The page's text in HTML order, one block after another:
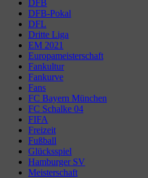
DFB
DFB-Pokal
DFL
Dritte Liga
EM 2021
Europameisterschaft
Fankultur
Fankurve
Fans
FC Bayern München
FC Schalke 04
FIFA
Freizeit
Fußball
Glücksspiel
Hamburger SV
Meisterschaft